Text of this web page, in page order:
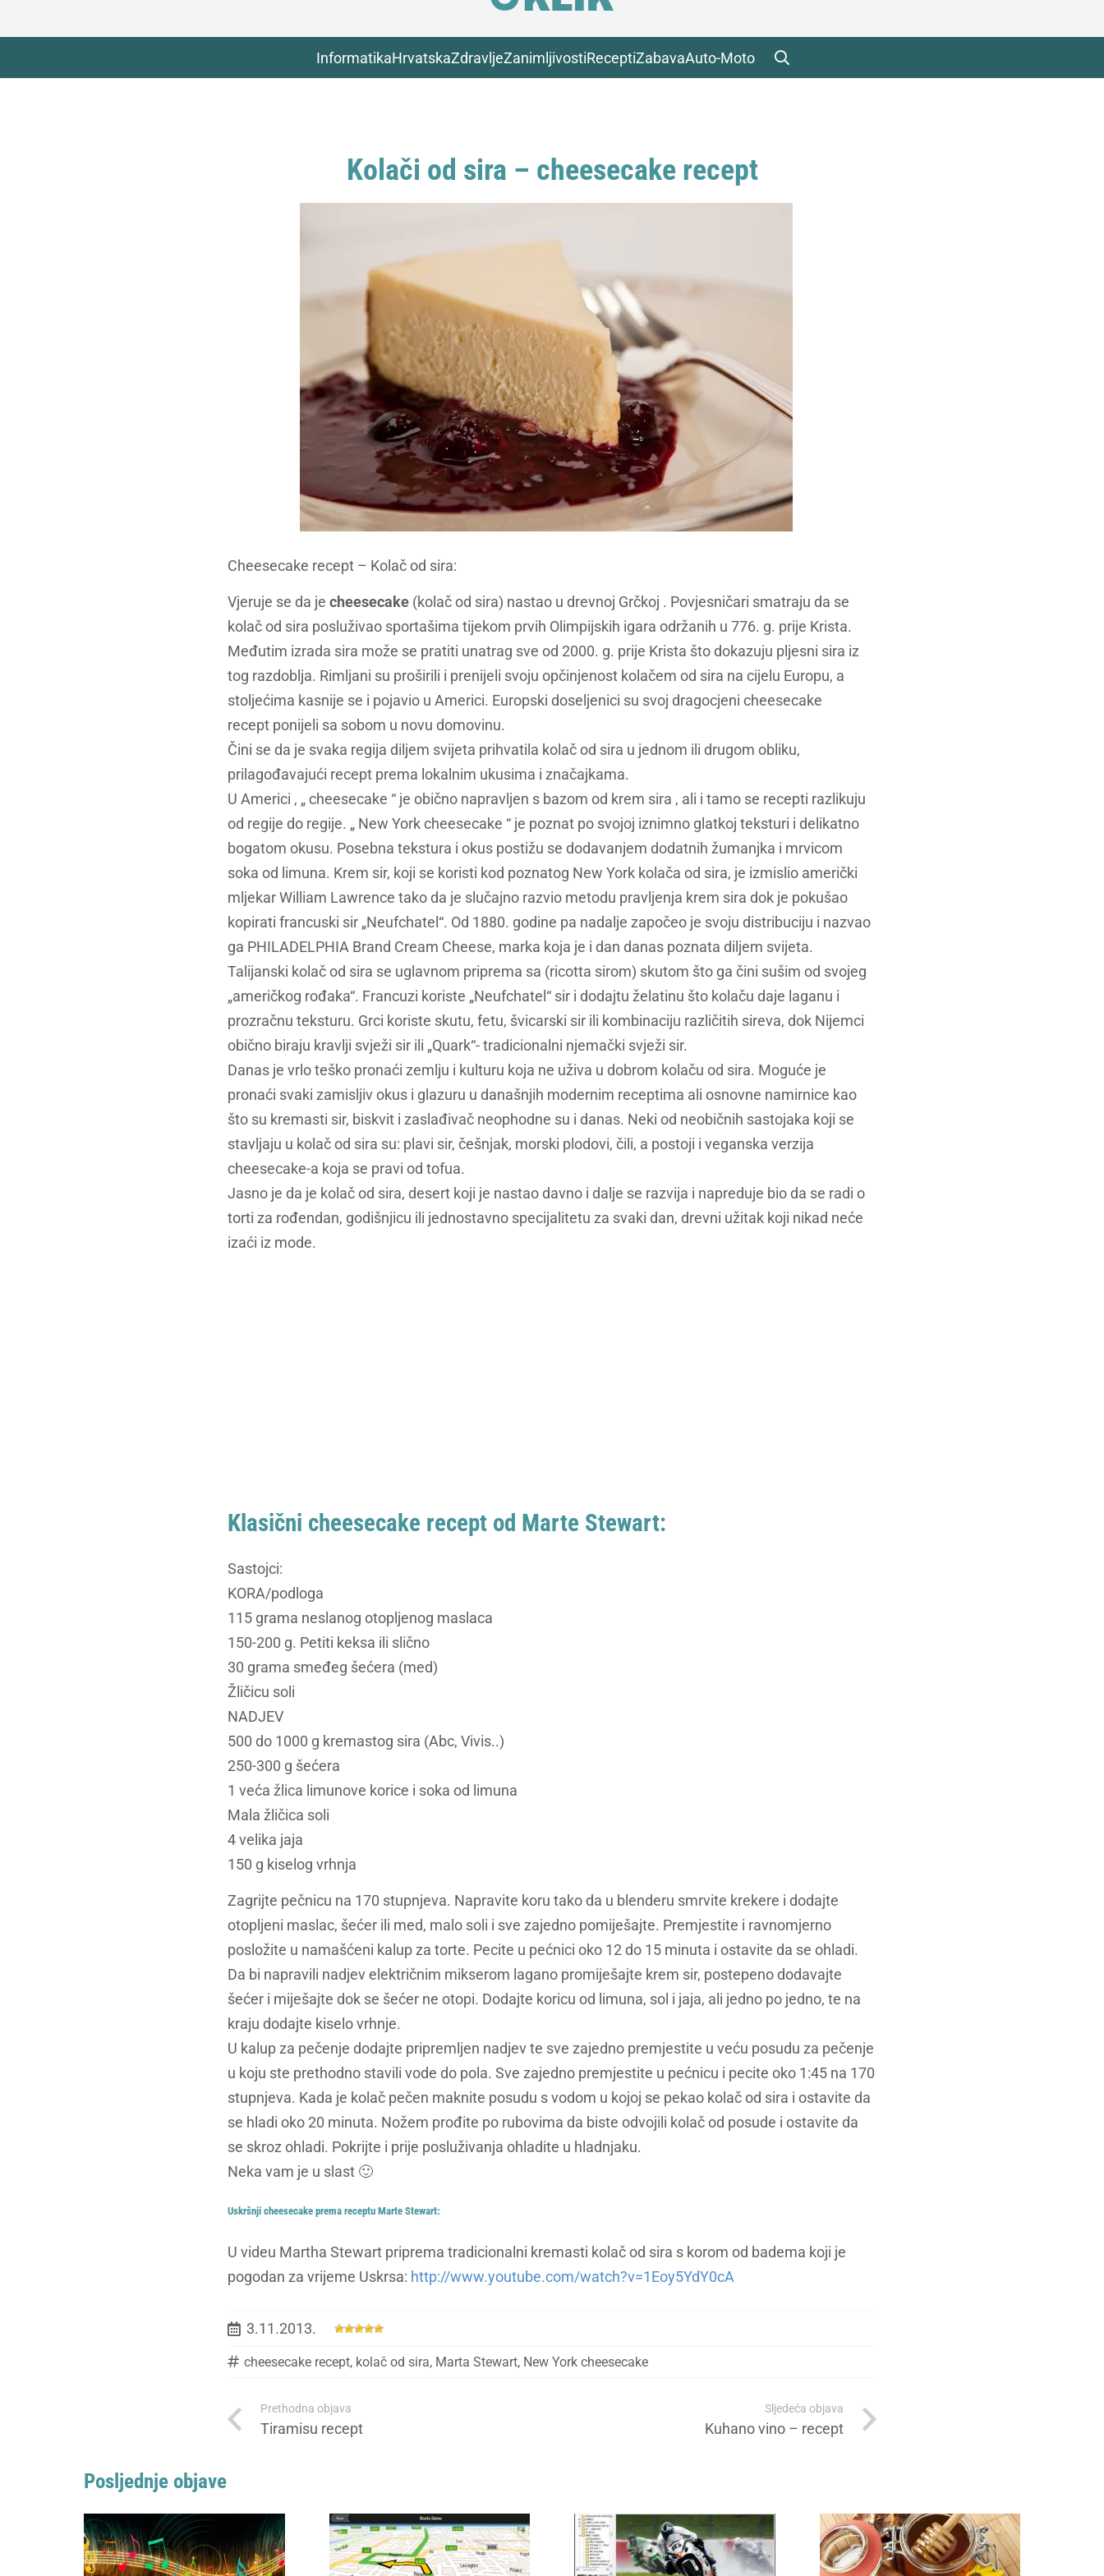
InformatikaHrvatskaZdravljeZanimljivostiReceptiZabavaAuto-Moto
Kolači od sira – cheesecake recept
Cheesecake recept – Kolač od sira:
Vjeruje se da je cheesecake (kolač od sira) nastao u drevnoj Grčkoj . Povjesničari smatraju da se
kolač od sira posluživao sportašima tijekom prvih Olimpijskih igara održanih u 776. g. prije Krista.
Međutim izrada sira može se pratiti unatrag sve od 2000. g. prije Krista što dokazuju pljesni sira iz
tog razdoblja. Rimljani su proširili i prenijeli svoju opčinjenost kolačem od sira na cijelu Europu, a
stoljećima kasnije se i pojavio u Americi. Europski doseljenici su svoj dragocjeni cheesecake
recept ponijeli sa sobom u novu domovinu.
Čini se da je svaka regija diljem svijeta prihvatila kolač od sira u jednom ili drugom obliku,
prilagođavajući recept prema lokalnim ukusima i značajkama.
U Americi , „ cheesecake “ je obično napravljen s bazom od krem sira , ali i tamo se recepti razlikuju
od regije do regije. „ New York cheesecake “ je poznat po svojoj iznimno glatkoj teksturi i delikatno
bogatom okusu. Posebna tekstura i okus postižu se dodavanjem dodatnih žumanjka i mrvicom
soka od limuna. Krem sir, koji se koristi kod poznatog New York kolača od sira, je izmislio američki
mljekar William Lawrence tako da je slučajno razvio metodu pravljenja krem sira dok je pokušao
kopirati francuski sir „Neufchatel“. Od 1880. godine pa nadalje započeo je svoju distribuciju i nazvao
ga PHILADELPHIA Brand Cream Cheese, marka koja je i dan danas poznata diljem svijeta.
Talijanski kolač od sira se uglavnom priprema sa (ricotta sirom) skutom što ga čini sušim od svojeg
„američkog rođaka“. Francuzi koriste „Neufchatel“ sir i dodajtu želatinu što kolaču daje laganu i
prozračnu teksturu. Grci koriste skutu, fetu, švicarski sir ili kombinaciju različitih sireva, dok Nijemci
obično biraju kravlji svježi sir ili „Quark“- tradicionalni njemački svježi sir.
Danas je vrlo teško pronaći zemlju i kulturu koja ne uživa u dobrom kolaču od sira. Moguće je
pronaći svaki zamisljiv okus i glazuru u današnjih modernim receptima ali osnovne namirnice kao
što su kremasti sir, biskvit i zaslađivač neophodne su i danas. Neki od neobičnih sastojaka koji se
stavljaju u kolač od sira su: plavi sir, češnjak, morski plodovi, čili, a postoji i veganska verzija
cheesecake-a koja se pravi od tofua.
Jasno je da je kolač od sira, desert koji je nastao davno i dalje se razvija i napreduje bio da se radi o
torti za rođendan, godišnjicu ili jednostavno specijalitetu za svaki dan, drevni užitak koji nikad neće
izaći iz mode.
Klasični cheesecake recept od Marte Stewart:
Sastojci:
KORA/podloga
115 grama neslanog otopljenog maslaca
150-200 g. Petiti keksa ili slično
30 grama smeđeg šećera (med)
Žličicu soli
NADJEV
500 do 1000 g kremastog sira (Abc, Vivis..)
250-300 g šećera
1 veća žlica limunove korice i soka od limuna
Mala žličica soli
4 velika jaja
150 g kiselog vrhnja
Zagrijte pečnicu na 170 stupnjeva. Napravite koru tako da u blenderu smrvite krekere i dodajte
otopljeni maslac, šećer ili med, malo soli i sve zajedno pomiješajte. Premjestite i ravnomjerno
posložite u namašćeni kalup za torte. Pecite u pećnici oko 12 do 15 minuta i ostavite da se ohladi.
Da bi napravili nadjev električnim mikserom lagano promiješajte krem sir, postepeno dodavajte
šećer i miješajte dok se šećer ne otopi. Dodajte koricu od limuna, sol i jaja, ali jedno po jedno, te na
kraju dodajte kiselo vrhnje.
U kalup za pečenje dodajte pripremljen nadjev te sve zajedno premjestite u veću posudu za pečenje
u koju ste prethodno stavili vode do pola. Sve zajedno premjestite u pećnicu i pecite oko 1:45 na 170
stupnjeva. Kada je kolač pečen maknite posudu s vodom u kojoj se pekao kolač od sira i ostavite da
se hladi oko 20 minuta. Nožem prođite po rubovima da biste odvojili kolač od posude i ostavite da
se skroz ohladi. Pokrijte i prije posluživanja ohladite u hladnjaku.
Neka vam je u slast 🙂
Uskršnji cheesecake prema receptu Marte Stewart:
U videu Martha Stewart priprema tradicionalni kremasti kolač od sira s korom od badema koji je
pogodan za vrijeme Uskrsa: http://www.youtube.com/watch?v=1Eoy5YdY0cA
3.11.2013.
cheesecake recept, kolač od sira, Marta Stewart, New York cheesecake
Prethodna objava
Tiramisu recept
Sljedeća objava
Kuhano vino – recept
Posljednje objave